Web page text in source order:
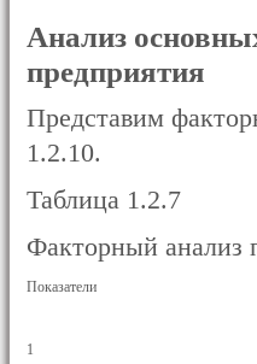
Анализ
предприятия
Представим
1.2.10.
Таблица 1.2.7
Факторный анализ
Показатели
1